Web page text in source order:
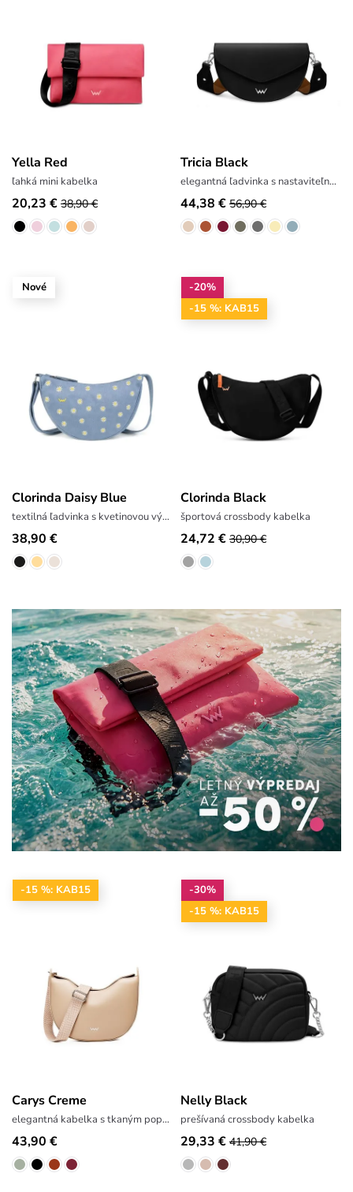
Yella Red
ľahká mini kabelka
20,23 € 38,90 €
Tricia Black
elegantná ľadvinka s nastaviteľným popruhom
44,38 € 56,90 €
Nové
Clorinda Daisy Blue
textilná ľadvinka s kvetinovou výšivkou
38,90 €
-20%
-15 %: KAB15
Clorinda Black
športová crossbody kabelka
24,72 € 30,90 €
-15 %: KAB15
Carys Creme
elegantná kabelka s tkaným popruhom
43,90 €
-30%
-15 %: KAB15
Nelly Black
prešívaná crossbody kabelka
29,33 € 41,90 €